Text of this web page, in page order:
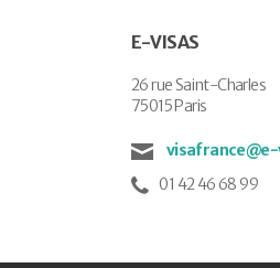
E-VISAS
26 rue Saint-Charles
75015 Paris
01 42 46 68 99